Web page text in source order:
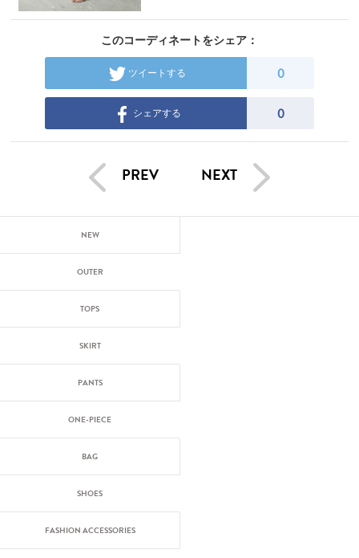
このコーディネートをシェア：
ツイートする 0
シェアする 0
PREV NEXT
NEW
OUTER
TOPS
SKIRT
PANTS
ONE-PIECE
BAG
SHOES
FASHION ACCESSORIES